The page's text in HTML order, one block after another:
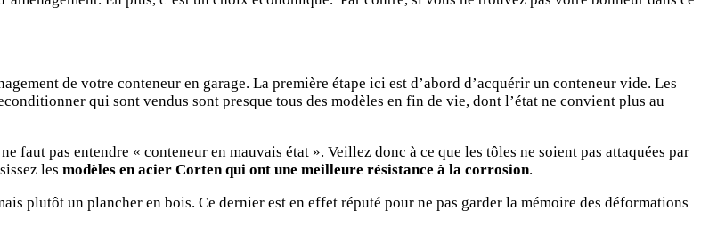
de votre conteneur en garage. La première étape ici est d’abord d’acquérir un conteneur vide. Les
qui sont vendus sont presque tous des modèles en fin de vie, dont l’état ne convient plus au
faut pas entendre « conteneur en mauvais état ». Veillez donc à ce que les tôles ne soient pas attaquées par
les modèles en acier Corten qui ont une meilleure résistance à la corrosion.
plutôt un plancher en bois. Ce dernier est en effet réputé pour ne pas garder la mémoire des déformations